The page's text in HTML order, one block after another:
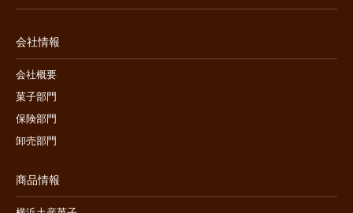
会社情報
会社概要
菓子部門
保険部門
卸売部門
商品情報